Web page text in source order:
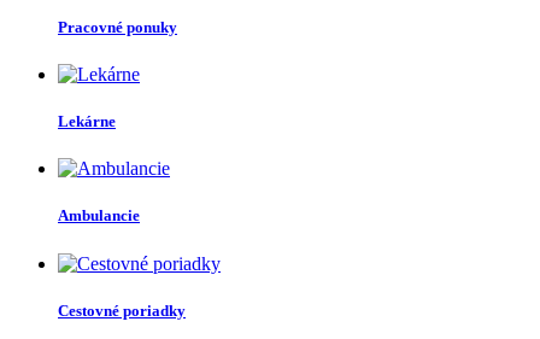
Pracovné ponuky
Lekárne
Ambulancie
Cestovné poriadky